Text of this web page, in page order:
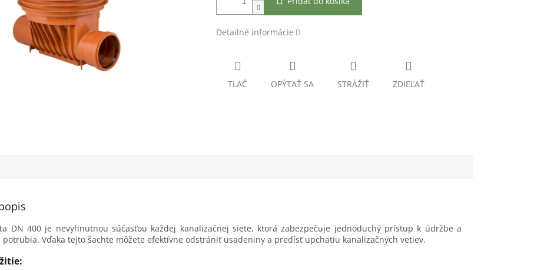
Detailné informácie
TLAČ OPÝTAŤ SA STRÁŽIŤ ZDIEĽAŤ
DN 400 je nevyhnutnou súčasťou každej kanalizačnej siete, ktorá zabezpečuje jednoduchý prístup k údržbe a
Vďaka tejto šachte môžete efektívne odstrániť usadeniny a predísť upchatiu kanalizačných vetiev.